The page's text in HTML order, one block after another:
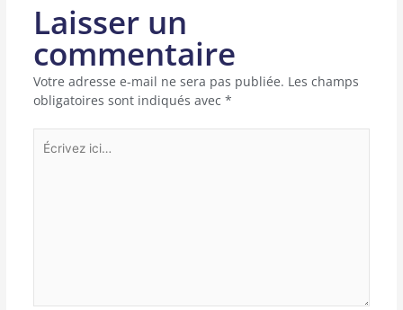
Laisser un
commentaire
Votre adresse e-mail ne sera pas publiée. Les champs
obligatoires sont indiqués avec *
Écrivez
ici…